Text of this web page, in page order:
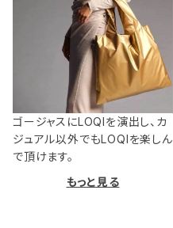
ゴージャスにLOQIを演出し、カ
ジュアル以外でもLOQIを楽しん
で頂けます。
もっと見る